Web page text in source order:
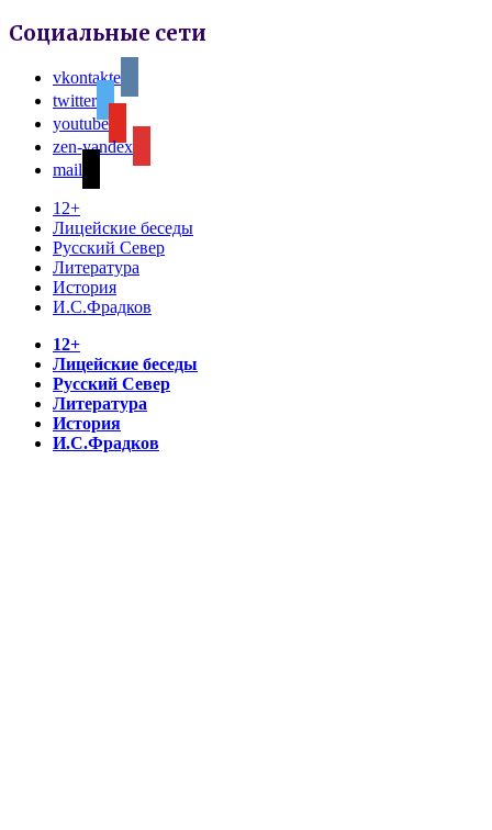
Социальные сети
vkontakte
twitter
youtube
zen-yandex
mail
12+
Лицейские беседы
Русский Север
Литература
История
И.С.Фрадков
12+
Лицейские беседы
Русский Север
Литература
История
И.С.Фрадков